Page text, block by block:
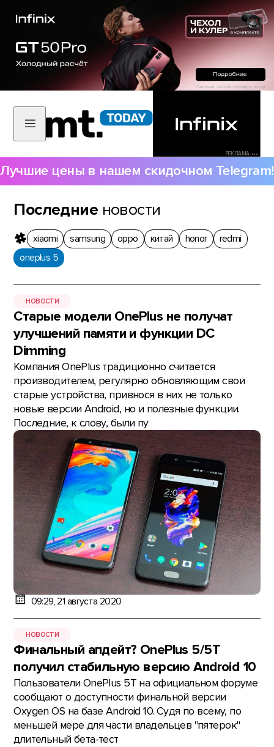
РЕКЛАМА •••
Лучшие цены в нашем скидочном Telegram!
Последние новости
xiaomi samsung oppo китай honor
redmi
oneplus 5
НОВОСТИ
Старые модели OnePlus не получат
улучшений памяти и функции DC
Dimming
Компания OnePlus традиционно считается
производителем, регулярно обновляющим свои
старые устройства, привнося в них не только
новые версии Android, но и полезные функции.
Последние, к слову, были пу
09:29, 21 августа 2020
НОВОСТИ
Финальный апдейт? OnePlus 5/5T
получил стабильную версию Android 10
Пользователи OnePlus 5T на официальном форуме
сообщают о доступности финальной версии
Oxygen OS на базе Android 10. Судя по всему, по
меньшей мере для части владельцев "пятерок"
длительный бета-тест